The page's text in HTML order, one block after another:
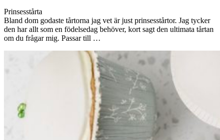
Prinsesstårta
Bland dom godaste tårtorna jag vet är just prinsesstårtor. Jag tycker
den har allt som en födelsedag behöver, kort sagt den ultimata tårtan
om du frågar mig. Passar till …